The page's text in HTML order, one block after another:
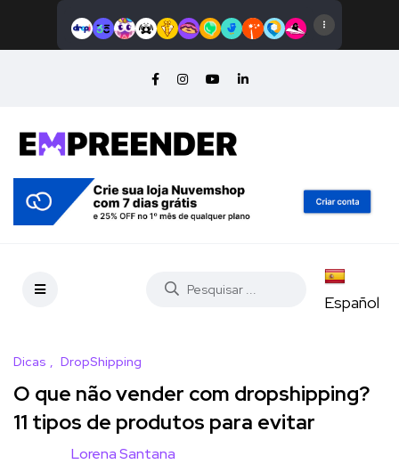
Español
Dicas DropShipping
O que não vender com dropshipping?
11 tipos de produtos para evitar
Lorena Santana